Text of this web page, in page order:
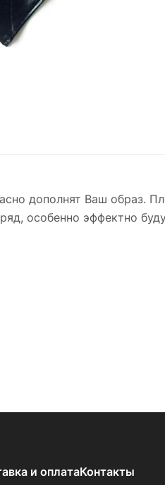
дополнят Ваш образ.
особенно эффектно
и оплатаКонтакты